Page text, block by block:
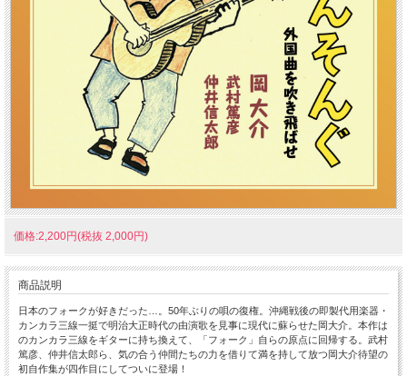
価格:2,200円(税抜 2,000円)
商品説明
日本のフォークが好きだった…。50年ぶりの唄の復権。沖縄戦後の即製代用楽器・
カンカラ三線一挺で明治大正時代の由演歌を見事に現代に蘇らせた岡大介。本作は
のカンカラ三線をギターに持ち換えて、「フォーク」自らの原点に回帰する。武村
篤彦、仲井信太郎ら、気の合う仲間たちの力を借りて満を持して放つ岡大介待望の
初自作集が四作目にしてついに登場！